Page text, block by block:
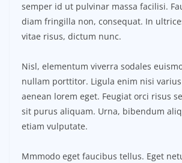
semper id ut pulvinar massa facilisi.
diam fringilla non, consequat. In
vitae risus, dictum nunc.
Nisl, elementum viverra sodales
nullam porttitor. Ligula enim nisi
aenean lorem eget. Feugiat orci risus
sit purus aliquam. Urna, bibendum
etiam vulputate.
Mmmodo eget faucibus tellus. Eget